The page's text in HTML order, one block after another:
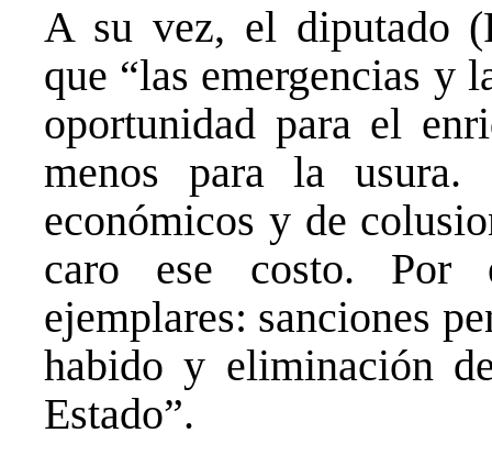
A su vez, el diputado
que “las emergencias y
oportunidad para el
menos para la usura.
económicos y de
caro ese costo. Por
ejemplares: sanciones
habido y eliminación
Estado”.